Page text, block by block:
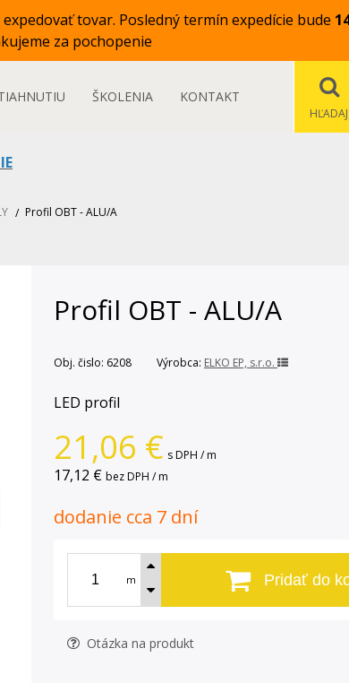
tovar. Posledný termín expedície bude
za pochopenie
ŠKOLENIA KONTAKT
HĽADAJ
Profil OBT - ALU/A
Profil OBT - ALU/A
Obj. čislo: 6208 Výrobca: ELKO EP, s.r.o.
LED profil
21,06 € s DPH / m
17,12 € bez DPH / m
dodanie cca 7 dní
m Pridať do
Otázka na produkt